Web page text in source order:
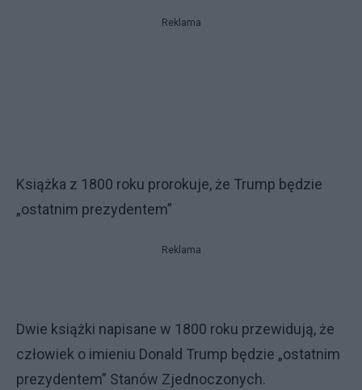
Reklama
Książka z 1800 roku prorokuje, że Trump będzie
„ostatnim prezydentem”
Reklama
Dwie książki napisane w 1800 roku przewidują, że
człowiek o imieniu Donald Trump będzie „ostatnim
prezydentem” Stanów Zjednoczonych.